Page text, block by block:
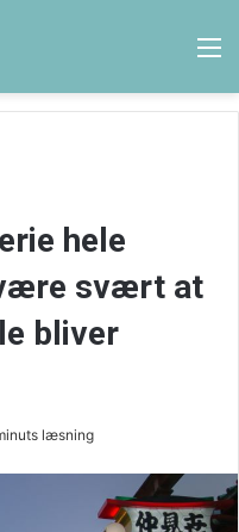
hele
svært at
bliver
læsning